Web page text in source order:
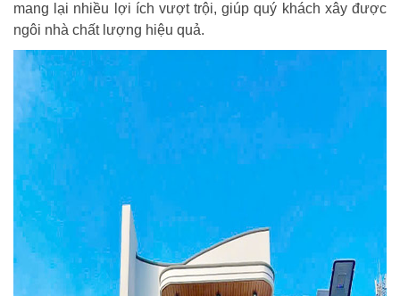
mang lại nhiều lợi ích vượt trội, giúp quý khách xây được
ngôi nhà chất lượng hiệu quả.